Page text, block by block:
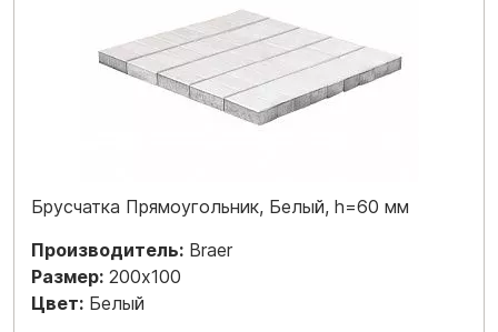
Брусчатка Прямоугольник, Белый, h=60 мм
Производитель: Braer
Размер: 200x100
Цвет: Белый